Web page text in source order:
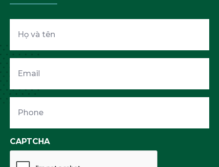
và
CAPTCHA